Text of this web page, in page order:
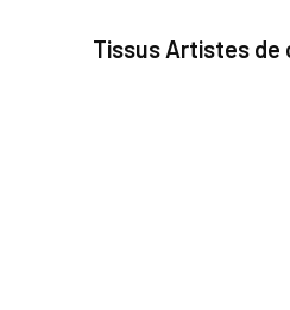
Tissus Artistes de